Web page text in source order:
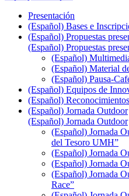
Presentación
(Español) Bases e
(Español) Propuestas
(Español) Propuestas
(Español)
(Español) Material
(Español) Pausa-
(Español) Equipos de
(Español) Reconocimientos
(Español) Jornada Outdoor
(Español) Jornada Outdoor
(Español) Jornada
del Tesoro UMH”
(Español) Jornada
(Español) Jornada
(Español) Jornada
Race”